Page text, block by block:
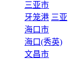
三亚市
牙笼港 三亚
海口市
海口(秀英)
文昌市